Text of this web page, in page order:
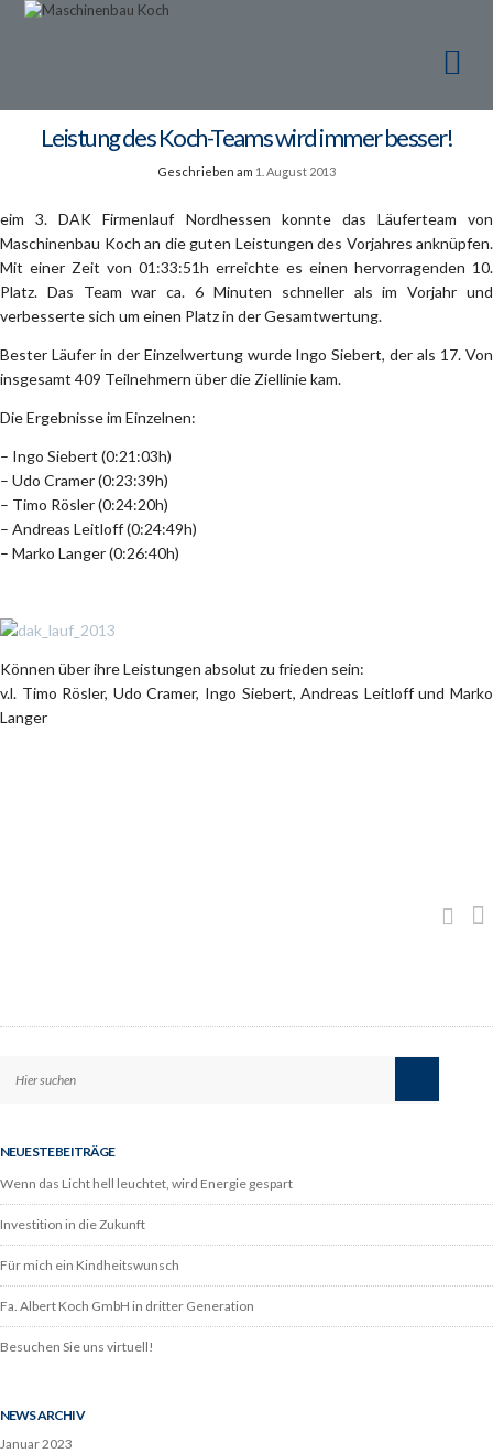
Leistung des Koch-Teams wird immer besser!
Geschrieben am 1. August 2013
eim 3. DAK Firmenlauf Nordhessen konnte das Läuferteam von
Maschinenbau Koch an die guten Leistungen des Vorjahres anknüpfen.
Mit einer Zeit von 01:33:51h erreichte es einen hervorragenden 10.
Platz. Das Team war ca. 6 Minuten schneller als im Vorjahr und
verbesserte sich um einen Platz in der Gesamtwertung.
Bester Läufer in der Einzelwertung wurde Ingo Siebert, der als 17. Von
insgesamt 409 Teilnehmern über die Ziellinie kam.
Die Ergebnisse im Einzelnen:
– Ingo Siebert (0:21:03h)
– Udo Cramer (0:23:39h)
– Timo Rösler (0:24:20h)
– Andreas Leitloff (0:24:49h)
– Marko Langer (0:26:40h)
Können über ihre Leistungen absolut zu frieden sein:
v.l. Timo Rösler, Udo Cramer, Ingo Siebert, Andreas Leitloff und Marko
Langer
NEUESTE BEITRÄGE
Wenn das Licht hell leuchtet, wird Energie gespart
Investition in die Zukunft
Für mich ein Kindheitswunsch
Fa. Albert Koch GmbH in dritter Generation
Besuchen Sie uns virtuell!
NEWS ARCHIV
Januar 2023